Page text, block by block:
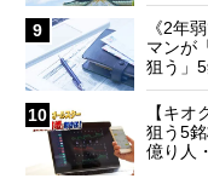
9
《2年
マンが
狙う」
10
【キ
狙う5
億り人